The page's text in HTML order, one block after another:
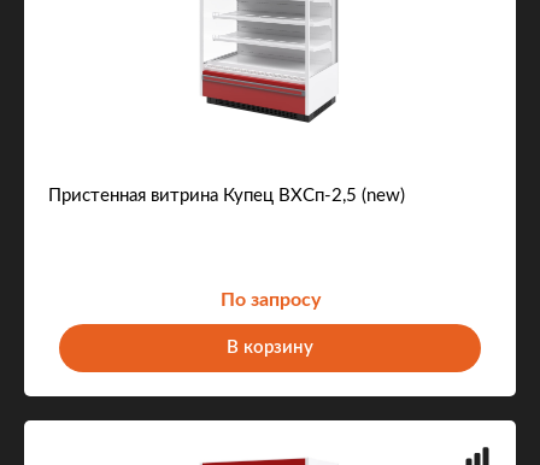
Пристенная витрина Купец ВХСп-2,5 (new)
По запросу
В корзину